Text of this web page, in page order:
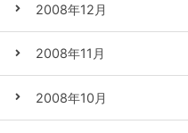
2008年12月
2008年11月
2008年10月